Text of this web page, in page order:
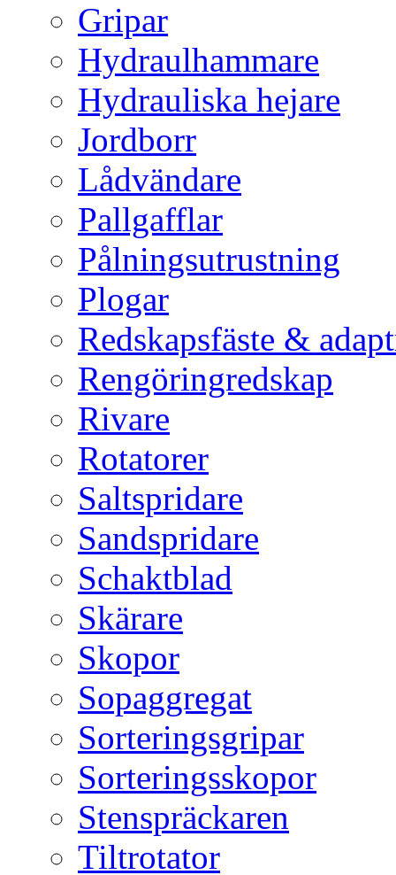
Gripar
Hydraulhammare
Hydrauliska hejare
Jordborr
Lådvändare
Pallgafflar
Pålningsutrustning
Plogar
Redskapsfäste &
Rengöringredskap
Rivare
Rotatorer
Saltspridare
Sandspridare
Schaktblad
Skärare
Skopor
Sopaggregat
Sorteringsgripar
Sorteringsskopor
Stenspräckaren
Tiltrotator